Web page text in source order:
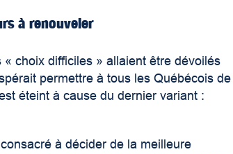
à renouveler
« choix difficiles » allaient être dévoilés
permettre à tous les Québécois de
éteint à cause du dernier variant :
à décider de la meilleure